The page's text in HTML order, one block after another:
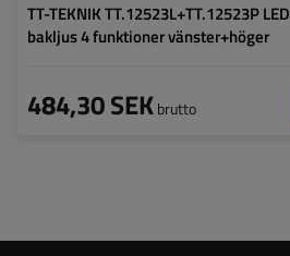
TT-TEKNIK TT.12523L+TT.12523P
bakljus 4 funktioner vänster+höger
484,30 SEKbrutto